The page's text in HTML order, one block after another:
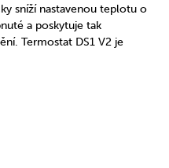
sníží nastavenou teplotu o
a poskytuje tak
Termostat DS1 V2 je